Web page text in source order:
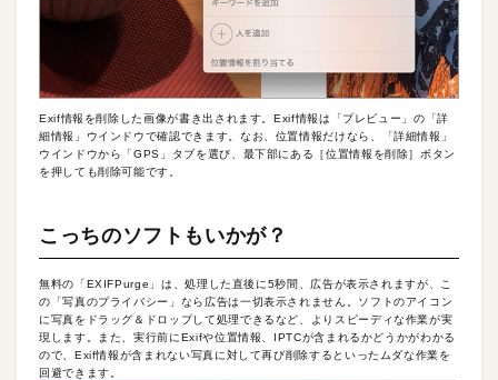
Exif情報を削除した画像が書き出されます。Exif情報は「プレビュー」の「詳
細情報」ウインドウで確認できます。なお、位置情報だけなら、「詳細情報」
ウインドウから「GPS」タブを選び、最下部にある［位置情報を削除］ボタン
を押しても削除可能です。
こっちのソフトもいかが？
無料の「EXIFPurge」は、処理した直後に5秒間、広告が表示されますが、こ
の「写真のプライバシー」なら広告は一切表示されません。ソフトのアイコン
に写真をドラッグ＆ドロップして処理できるなど、よりスピーディな作業が実
現します。また、実行前にExifや位置情報、IPTCが含まれるかどうかがわかる
ので、Exif情報が含まれない写真に対して再び削除するといったムダな作業を
回避できます。